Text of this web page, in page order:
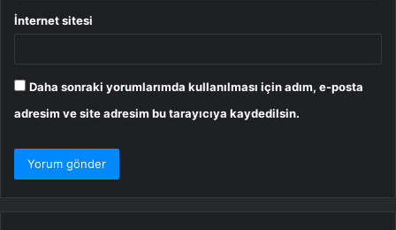
İnternet sitesi
Daha sonraki yorumlarımda kullanılması için adım, e-posta
adresim ve site adresim bu tarayıcıya kaydedilsin.